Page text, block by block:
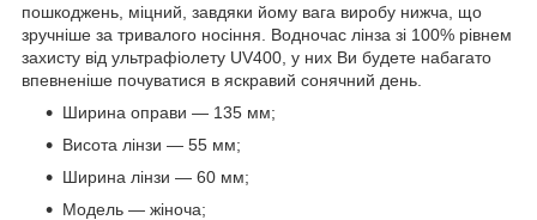
пошкоджень, міцний, завдяки йому вага виробу нижча, що
зручніше за тривалого носіння. Водночас лінза зі 100% рівнем
захисту від ультрафіолету UV400, у них Ви будете набагато
впевненіше почуватися в яскравий сонячний день.
Ширина оправи — 135 мм;
Висота лінзи — 55 мм;
Ширина лінзи — 60 мм;
Модель — жіноча;